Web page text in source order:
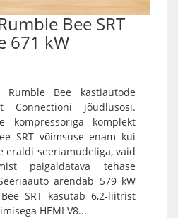
Bee SRT
671 kW
Bee kastiautode
Connectioni jõudlusosi.
kompressoriga komplekt
SRT võimsuse enam kui
eraldi seeriamudeliga, vaid
paigaldatava tehase
arendab 579 kW
SRT kasutab 6,2-liitrist
HEMI V8...